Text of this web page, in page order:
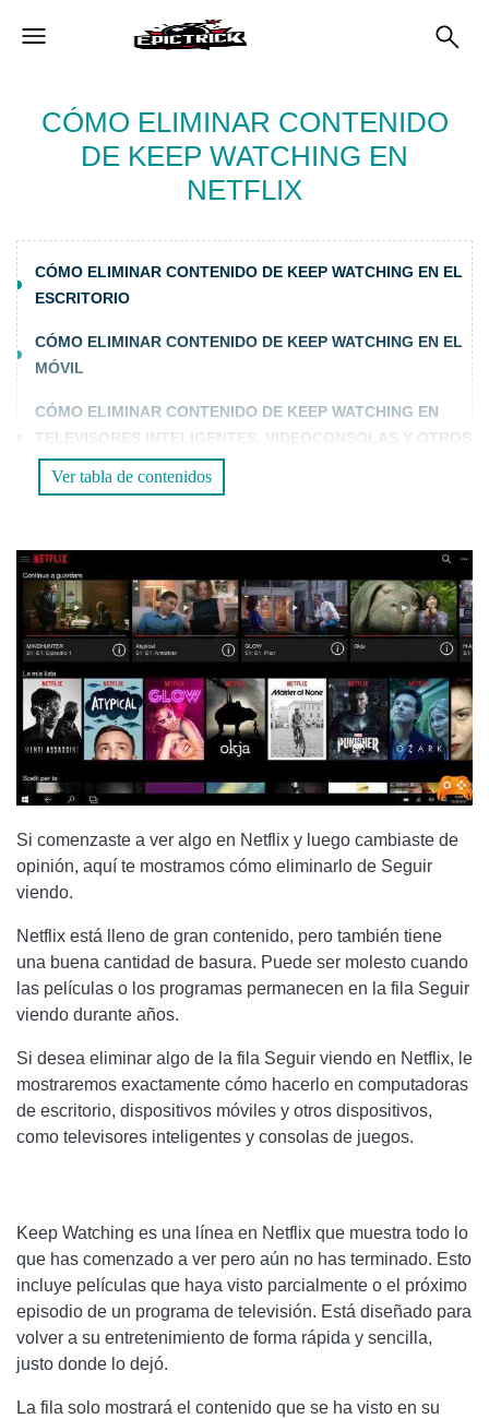
CÓMO ELIMINAR CONTENIDO
DE KEEP WATCHING EN
NETFLIX
CÓMO ELIMINAR CONTENIDO DE KEEP WATCHING EN EL
ESCRITORIO
CÓMO ELIMINAR CONTENIDO DE KEEP WATCHING EN EL
MÓVIL
CÓMO ELIMINAR CONTENIDO DE KEEP WATCHING EN
TELEVISORES INTELIGENTES, VIDEOCONSOLAS Y OTROS
DISPOSITIVOS
CREE UN NUEVO PERFIL PARA BORRAR LA LÍNEA KEEP
WATCHING
CÓMO QUITAR COMPLETAMENTE LA LÍNEA SEGUIR
VIENDO
Ver tabla de contenidos
Si comenzaste a ver algo en Netflix y luego cambiaste de
opinión, aquí te mostramos cómo eliminarlo de Seguir
viendo.
Netflix está lleno de gran contenido, pero también tiene
una buena cantidad de basura. Puede ser molesto cuando
las películas o los programas permanecen en la fila Seguir
viendo durante años.
Si desea eliminar algo de la fila Seguir viendo en Netflix, le
mostraremos exactamente cómo hacerlo en computadoras
de escritorio, dispositivos móviles y otros dispositivos,
como televisores inteligentes y consolas de juegos.
Keep Watching es una línea en Netflix que muestra todo lo
que has comenzado a ver pero aún no has terminado. Esto
incluye películas que haya visto parcialmente o el próximo
episodio de un programa de televisión. Está diseñado para
volver a su entretenimiento de forma rápida y sencilla,
justo donde lo dejó.
La fila solo mostrará el contenido que se ha visto en su